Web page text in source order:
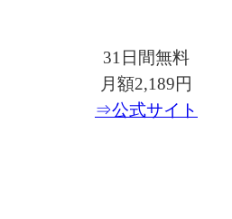
31日間無料
月額2,189円
⇒公式サイト